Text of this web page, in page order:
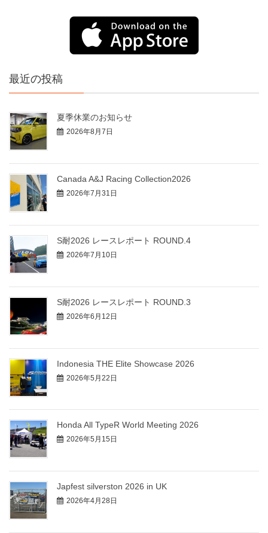
最近の投稿
夏季休業のお知らせ
2026年8月7日
Canada A&J Racing Collection2026
2026年7月31日
S耐2026 レースレポート ROUND.4
2026年7月10日
S耐2026 レースレポート ROUND.3
2026年6月12日
Indonesia THE Elite Showcase 2026
2026年5月22日
Honda All TypeR World Meeting 2026
2026年5月15日
Japfest silverston 2026 in UK
2026年4月28日